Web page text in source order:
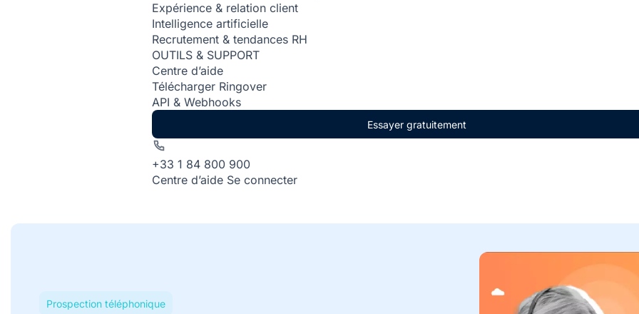
Expérience & relation client
Intelligence artificielle
Recrutement & tendances RH
OUTILS & SUPPORT
Centre d’aide
Télécharger Ringover
API & Webhooks
Essayer gratuitement
+33 1 84 800 900
Centre d’aide Se connecter
Prospection téléphonique